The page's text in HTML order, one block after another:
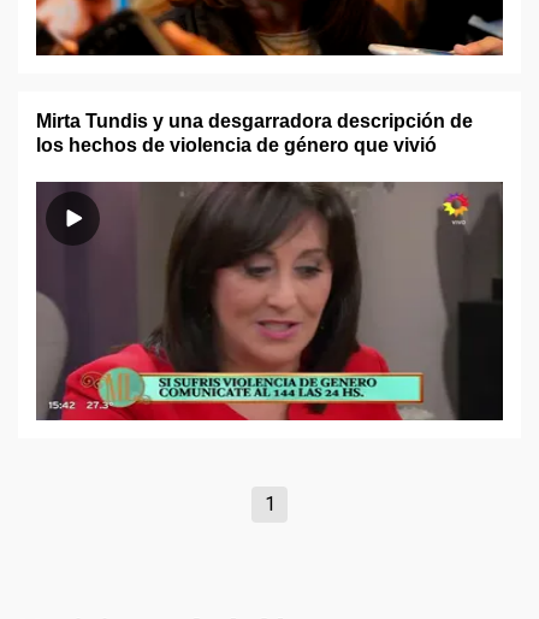
Mirta Tundis y una desgarradora descripción de
los hechos de violencia de género que vivió
1